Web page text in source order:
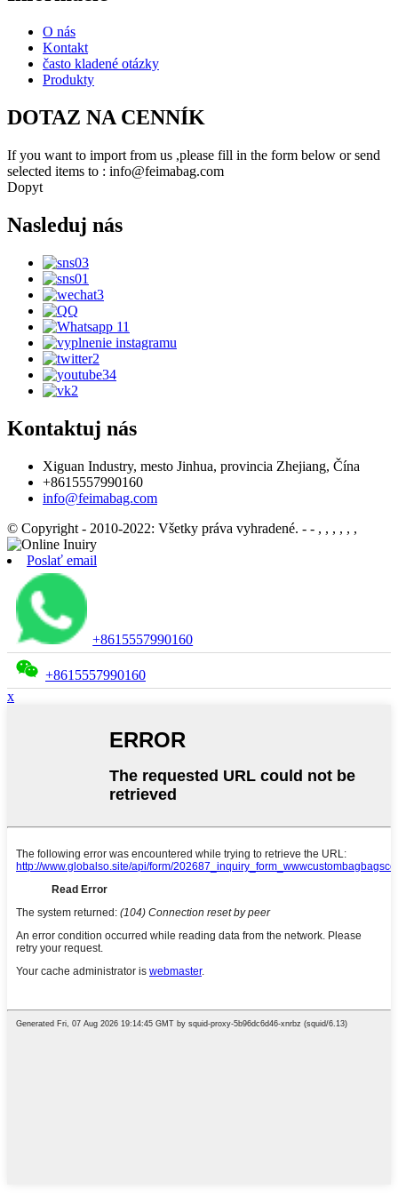
O nás
Kontakt
často kladené otázky
Produkty
DOTAZ NA CENNÍK
If you want to import from us ,please fill in the form below or send
selected items to : info@feimabag.com
Dopyt
Nasleduj nás
Kontaktuj nás
Xiguan Industry, mesto Jinhua, provincia Zhejiang, Čína
+8615557990160
info@feimabag.com
© Copyright - 2010-2022: Všetky práva vyhradené. - - , , , , , ,
Poslať email
+8615557990160
+8615557990160
x